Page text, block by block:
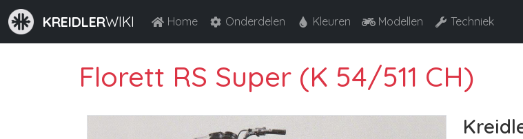
KREIDLERWIKI Home Onderdelen Kleuren Modellen Techniek
Florett RS Super (K 54/511 CH)